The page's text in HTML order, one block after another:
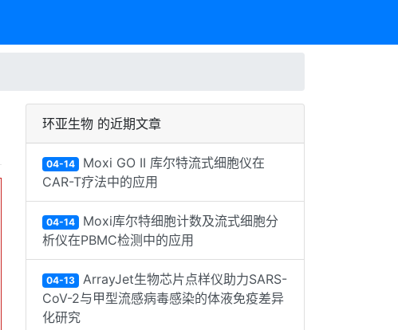
环亚生物 的近期文章
04-14 Moxi GO II 库尔特流式细胞仪在
CAR-T疗法中的应用
04-14 Moxi库尔特细胞计数及流式细胞分
析仪在PBMC检测中的应用
04-13 ArrayJet生物芯片点样仪助力SARS-
CoV-2与甲型流感病毒感染的体液免疫差异
化研究